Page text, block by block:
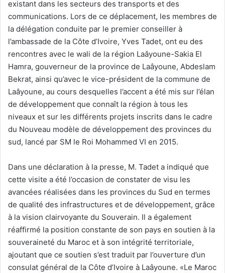
existant dans les secteurs des transports et des
communications. Lors de ce déplacement, les membres de
la délégation conduite par le premier conseiller à
l’ambassade de la Côte d’Ivoire, Yves Tadet, ont eu des
rencontres avec le wali de la région Laâyoune-Sakia El
Hamra, gouverneur de la province de Laâyoune, Abdeslam
Bekrat, ainsi qu’avec le vice-président de la commune de
Laâyoune, au cours desquelles l’accent a été mis sur l’élan
de développement que connaît la région à tous les
niveaux et sur les différents projets inscrits dans le cadre
du Nouveau modèle de développement des provinces du
sud, lancé par SM le Roi Mohammed VI en 2015.
Dans une déclaration à la presse, M. Tadet a indiqué que
cette visite a été l’occasion de constater de visu les
avancées réalisées dans les provinces du Sud en termes
de qualité des infrastructures et de développement, grâce
à la vision clairvoyante du Souverain. Il a également
réaffirmé la position constante de son pays en soutien à la
souveraineté du Maroc et à son intégrité territoriale,
ajoutant que ce soutien s’est traduit par l’ouverture d’un
consulat général de la Côte d’Ivoire à Laâyoune. «Le Maroc